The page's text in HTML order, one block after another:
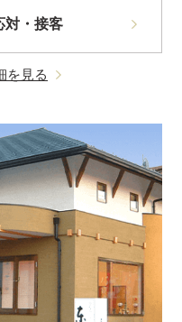
対・接客
を見る